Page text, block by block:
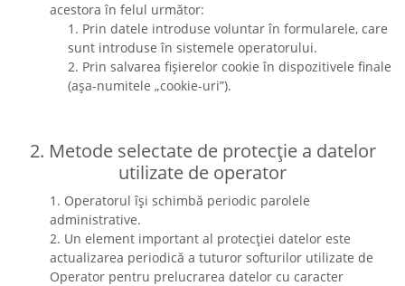
acestora în felul următor:
1. Prin datele introduse voluntar în formularele, care
sunt introduse în sistemele operatorului.
2. Prin salvarea fișierelor cookie în dispozitivele finale
(așa-numitele „cookie-uri”).
2. Metode selectate de protecție a datelor
utilizate de operator
1. Operatorul își schimbă periodic parolele
administrative.
2. Un element important al protecției datelor este
actualizarea periodică a tuturor softurilor utilizate de
Operator pentru prelucrarea datelor cu caracter